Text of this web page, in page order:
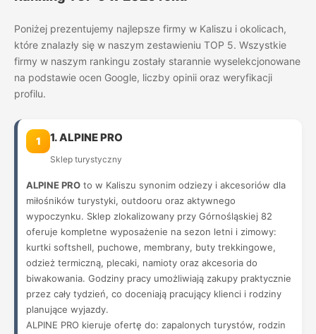
Poniżej prezentujemy najlepsze firmy w Kaliszu i okolicach,
które znalazły się w naszym zestawieniu TOP 5. Wszystkie
firmy w naszym rankingu zostały starannie wyselekcjonowane
na podstawie ocen Google, liczby opinii oraz weryfikacji
profilu.
1 1. ALPINE PRO
Sklep turystyczny
ALPINE PRO to w Kaliszu synonim odziezy i akcesoriów dla
miłośników turystyki, outdooru oraz aktywnego
wypoczynku. Sklep zlokalizowany przy Górnośląskiej 82
oferuje kompletne wyposażenie na sezon letni i zimowy:
kurtki softshell, puchowe, membrany, buty trekkingowe,
odzież termiczną, plecaki, namioty oraz akcesoria do
biwakowania. Godziny pracy umożliwiają zakupy praktycznie
przez cały tydzień, co doceniają pracujący klienci i rodziny
planujące wyjazdy.
ALPINE PRO kieruje ofertę do: zapalonych turystów, rodzin